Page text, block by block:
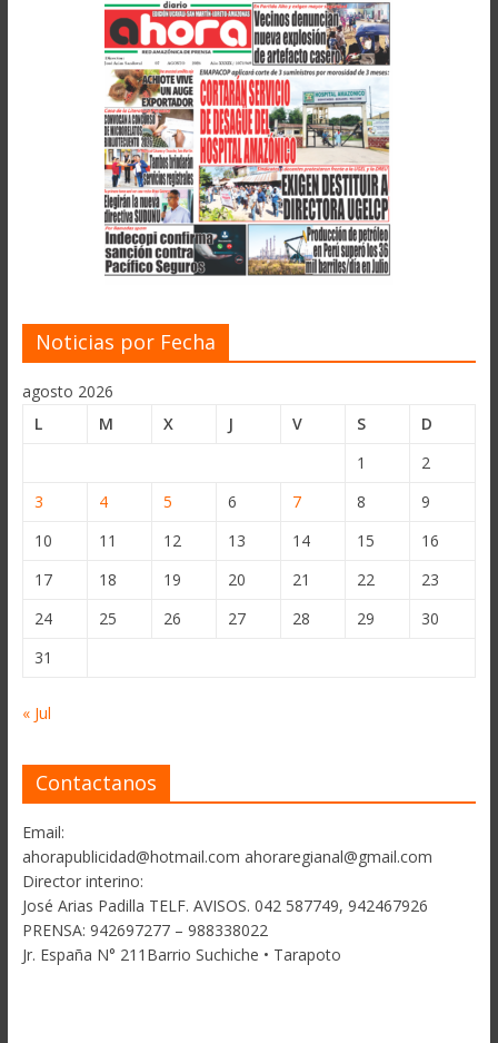
Noticias por Fecha
agosto 2026
L
M X J V S
D
1
2
3
4 5 6 7 8
9
10
11 12 13 14 15
16
17
18 19 20 21 22
23
24
25 26 27 28 29
30
31
« Jul
Contactanos
Email:
ahorapublicidad@hotmail.com ahoraregianal@gmail.com
Director interino:
José Arias Padilla TELF. AVISOS. 042 587749, 942467926
PRENSA: 942697277 – 988338022
Jr. España N° 211Barrio Suchiche • Tarapoto